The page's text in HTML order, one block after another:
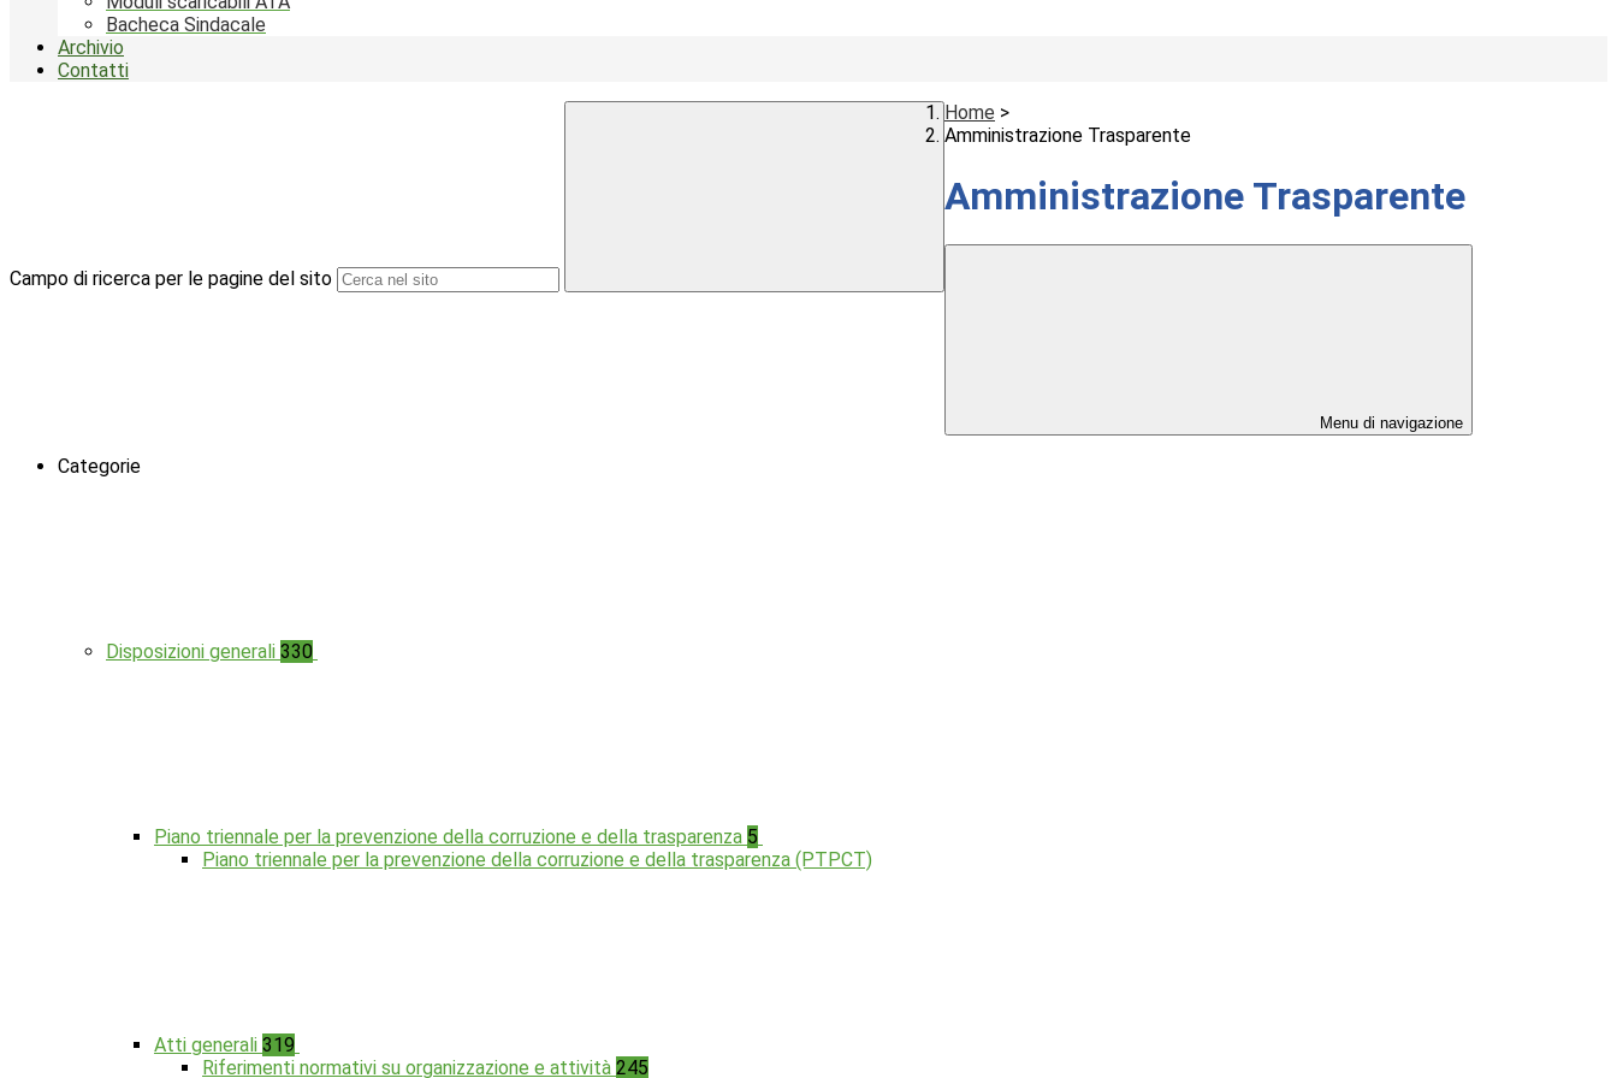
Bacheca Sindacale
Archivio
Contatti
Campo di ricerca per le pagine del sito
Home >
Amministrazione Trasparente
Amministrazione Trasparente
Menu di navigazione
Categorie
Disposizioni generali 330
Piano triennale per la prevenzione della corruzione e della trasparenza 5
Piano triennale per la prevenzione della corruzione e della trasparenza (PTPCT)
Atti generali 319
Riferimenti normativi su organizzazione e attività 245